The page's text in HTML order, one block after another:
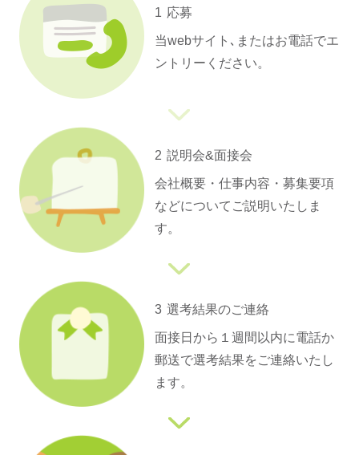
1 応募
当webサイト､またはお電話でエ
ントリーください。
2 説明会&面接会
会社概要・仕事内容・募集要項
などについてご説明いたしま
す。
3 選考結果のご連絡
面接日から１週間以内に電話か
郵送で選考結果をご連絡いたし
ます。